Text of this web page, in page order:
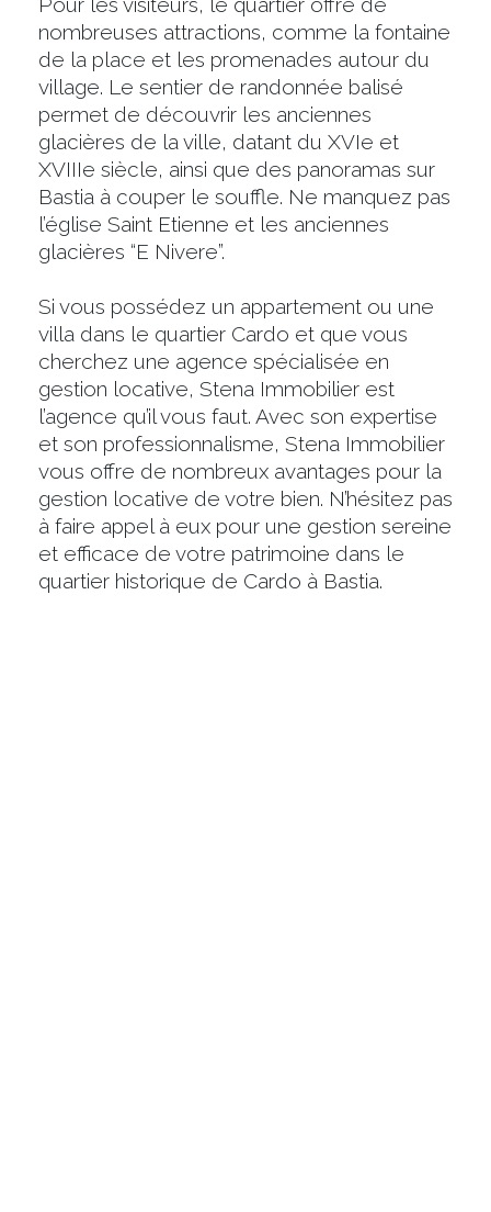
nombreuses attractions, comme la fontaine
de la place et les promenades autour du
village. Le sentier de randonnée balisé
permet de découvrir les anciennes
glacières de la ville, datant du XVIe et
XVIIIe siècle, ainsi que des panoramas sur
Bastia à couper le souffle. Ne manquez pas
l’église Saint Etienne et les anciennes
glacières “E Nivere”.
Si vous possédez un appartement ou une
villa dans le quartier Cardo et que vous
cherchez une agence spécialisée en
gestion locative, Stena Immobilier est
l’agence qu’il vous faut. Avec son expertise
et son professionnalisme, Stena Immobilier
vous offre de nombreux avantages pour la
gestion locative de votre bien. N’hésitez pas
à faire appel à eux pour une gestion sereine
et efficace de votre patrimoine dans le
quartier historique de Cardo à Bastia.